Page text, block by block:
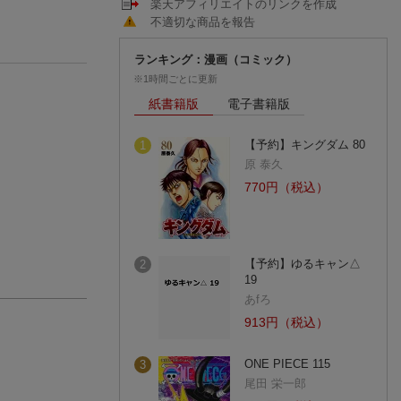
楽天アフィリエイトのリンクを作成
不適切な商品を報告
ランキング：漫画（コミック）
※1時間ごとに更新
紙書籍版 電子書籍版
1
【予約】キングダム 80
原 泰久
770円（税込）
2
【予約】ゆるキャン△
19
あfろ
913円（税込）
3
ONE PIECE 115
尾田 栄一郎